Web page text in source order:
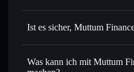
Ist es sicher, Muttum
Muttum Finance
Was kann ich mit Muttum